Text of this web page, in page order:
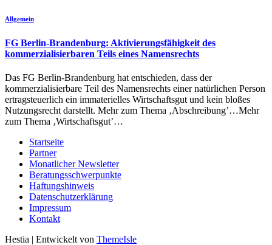
Allgemein
FG Berlin-Brandenburg: Aktivierungsfähigkeit des
kommerzialisierbaren Teils eines Namensrechts
Das FG Berlin-Brandenburg hat entschieden, dass der
kommerzialisierbare Teil des Namensrechts einer natürlichen Person
ertragsteuerlich ein immaterielles Wirtschaftsgut und kein bloßes
Nutzungsrecht darstellt. Mehr zum Thema ‚Abschreibung’…Mehr
zum Thema ‚Wirtschaftsgut’…
Startseite
Partner
Monatlicher Newsletter
Beratungsschwerpunkte
Haftungshinweis
Datenschutzerklärung
Impressum
Kontakt
Hestia | Entwickelt von ThemeIsle